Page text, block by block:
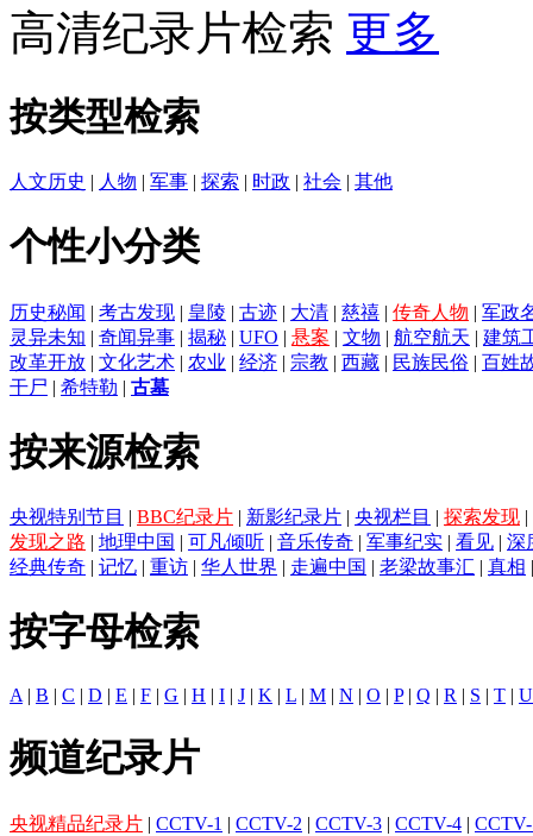
高清纪录片检索 更多
按类型检索
人文历史 | 人物 | 军事 | 探索 | 时政 | 社会 | 其他
个性小分类
历史秘闻 | 考古发现 | 皇陵 | 古迹 | 大清 | 慈禧 | 传奇人物 | 军政
灵异未知 | 奇闻异事 | 揭秘 | UFO | 悬案 | 文物 | 航空航天 | 建筑
改革开放 | 文化艺术 | 农业 | 经济 | 宗教 | 西藏 | 民族民俗 | 百姓
干尸 | 希特勒 | 古墓
按来源检索
央视特别节目 | BBC纪录片 | 新影纪录片 | 央视栏目 | 探索发现 |
发现之路 | 地理中国 | 可凡倾听 | 音乐传奇 | 军事纪实 | 看见 | 深
经典传奇 | 记忆 | 重访 | 华人世界 | 走遍中国 | 老梁故事汇 | 真相
按字母检索
A | B | C | D | E | F | G | H | I | J | K | L | M | N | O | P| Q | R | S | T | U
频道纪录片
央视精品纪录片 | CCTV-1 | CCTV-2 | CCTV-3 | CCTV-4 |